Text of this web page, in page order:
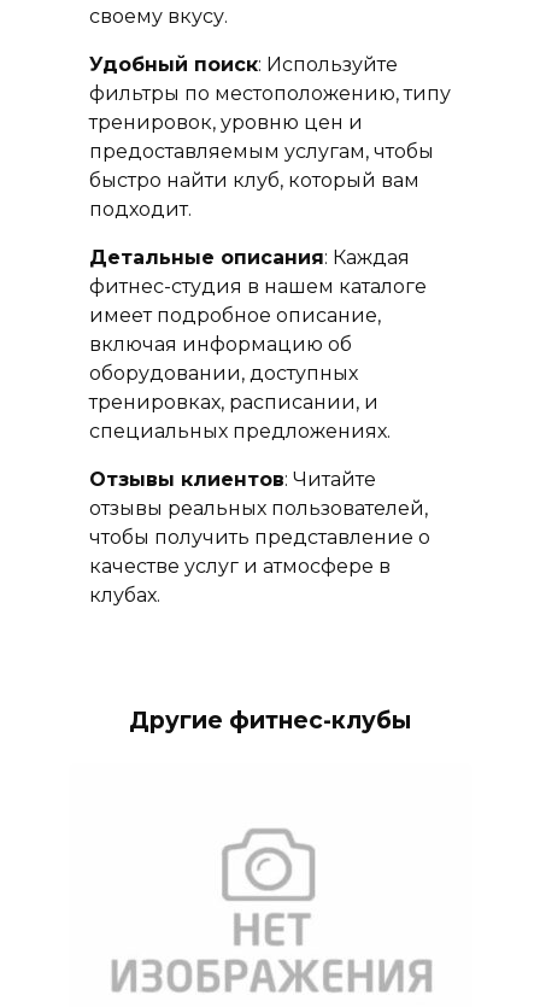
своему вкусу.
Удобный поиск: Используйте
фильтры по местоположению, типу
тренировок, уровню цен и
предоставляемым услугам, чтобы
быстро найти клуб, который вам
подходит.
Детальные описания: Каждая
фитнес-студия в нашем каталоге
имеет подробное описание,
включая информацию об
оборудовании, доступных
тренировках, расписании, и
специальных предложениях.
Отзывы клиентов: Читайте
отзывы реальных пользователей,
чтобы получить представление о
качестве услуг и атмосфере в
клубах.
Другие фитнес-клубы